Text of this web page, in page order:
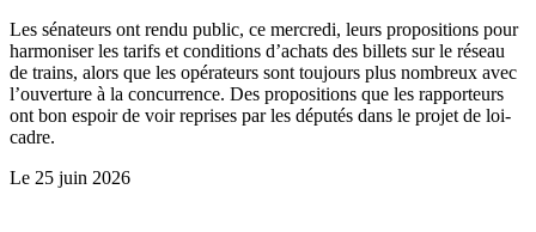
Les sénateurs ont rendu public, ce mercredi, leurs propositions pour
harmoniser les tarifs et conditions d’achats des billets sur le réseau
de trains, alors que les opérateurs sont toujours plus nombreux avec
l’ouverture à la concurrence. Des propositions que les rapporteurs
ont bon espoir de voir reprises par les députés dans le projet de loi-
cadre.
Le 25 juin 2026